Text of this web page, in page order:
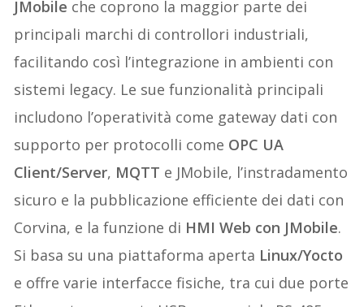
JMobile che coprono la maggior parte dei
principali marchi di controllori industriali,
facilitando così l’integrazione in ambienti con
sistemi legacy. Le sue funzionalità principali
includono l’operatività come gateway dati con
supporto per protocolli come OPC UA
Client/Server, MQTT e JMobile, l’instradamento
sicuro e la pubblicazione efficiente dei dati con
Corvina, e la funzione di HMI Web con JMobile.
Si basa su una piattaforma aperta Linux/Yocto
e offre varie interfacce fisiche, tra cui due porte